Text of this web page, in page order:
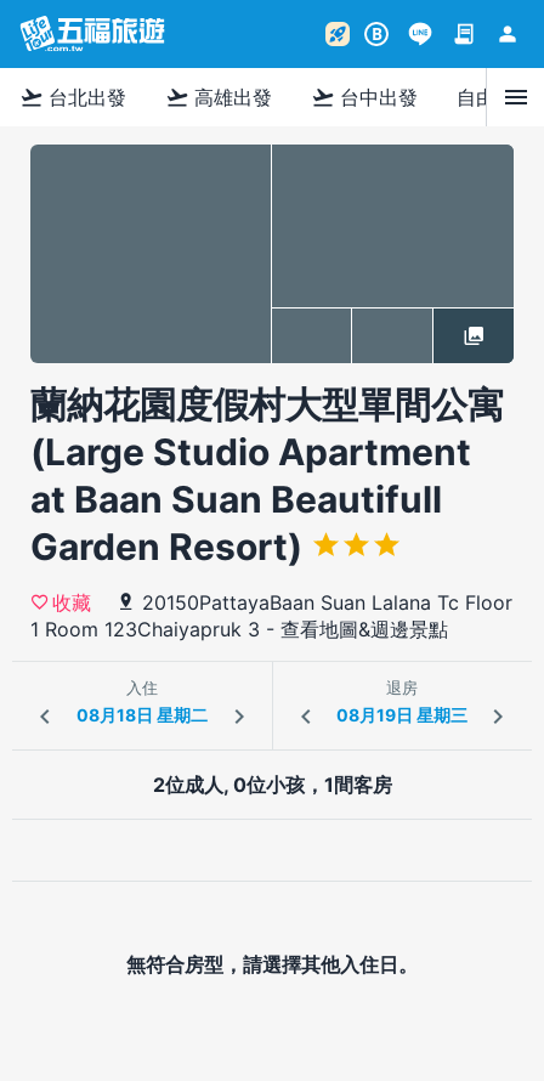
rocket_launch B contract person
flight_takeoff 台北出發 flight_takeoff 高雄出發 flight_takeoff 台中出發 自由行menu
蘭納花園度假村大型單間公寓
(Large Studio Apartment
at Baan Suan Beautifull
Garden Resort)
收藏
20150PattayaBaan Suan Lalana Tc Floor
1 Room 123Chaiyapruk 3 - 查看地圖&週邊景點
入住 退房
2位成人, 0位小孩，1間客房
無符合房型，請選擇其他入住日。